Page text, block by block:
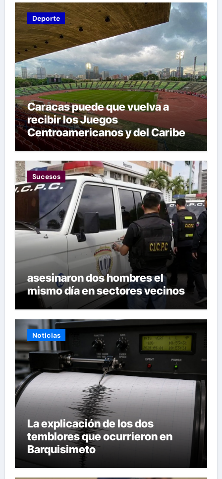
Deporte
Caracas puede que vuelva a
recibir los Juegos
Centroamericanos y del Caribe
tras mas de 70 años
Sucesos
asesinaron dos hombres el
mismo día en sectores vecinos
Noticias
La explicación de los dos
temblores que ocurrieron en
Barquisimeto